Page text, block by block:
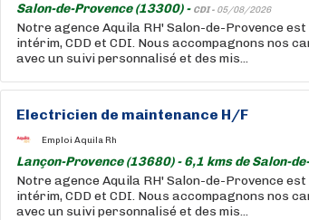
Salon-de-Provence (13300) - CDI - 05/08/2026
Notre agence Aquila RH' Salon-de-Provence
intérim, CDD et CDI. Nous accompagnons nos
avec un suivi personnalisé et des mis...
Electricien de maintenance H/F
Emploi Aquila Rh
Lançon-Provence (13680) - 6,1 kms de Salon-
Notre agence Aquila RH' Salon-de-Provence
intérim, CDD et CDI. Nous accompagnons nos
avec un suivi personnalisé et des mis...